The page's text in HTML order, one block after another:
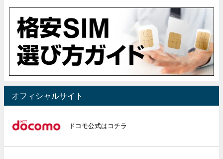
オフィシャルサイト
ドコモ公式はコチラ